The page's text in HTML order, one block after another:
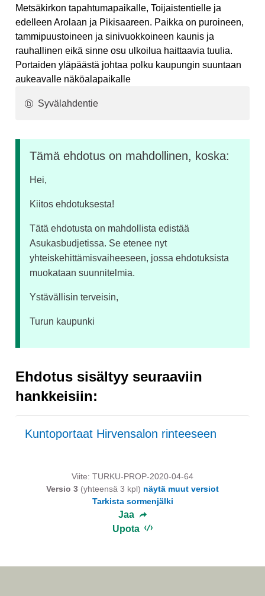
Metsäkirkon tapahtumapaikalle, Toijaistentielle ja
edelleen Arolaan ja Pikisaareen. Paikka on puroineen,
tammipuustoineen ja sinivuokkoineen kaunis ja
rauhallinen eikä sinne osu ulkoilua haittaavia tuulia.
Portaiden yläpäästä johtaa polku kaupungin suuntaan
aukeavalle näköalapaikalle
Syvälahdentie
Tämä ehdotus on mahdollinen, koska:
Hei,
Kiitos ehdotuksesta!
Tätä ehdotusta on mahdollista edistää
Asukasbudjetissa. Se etenee nyt
yhteiskehittämisvaiheeseen, jossa ehdotuksista
muokataan suunnitelmia.
Ystävällisin terveisin,
Turun kaupunki
Ehdotus sisältyy seuraaviin
hankkeisiin:
Kuntoportaat Hirvensalon rinteeseen
Viite: TURKU-PROP-2020-04-64
Versio 3 (yhteensä 3 kpl) näytä muut versiot
Tarkista sormenjälki
Jaa
Upota